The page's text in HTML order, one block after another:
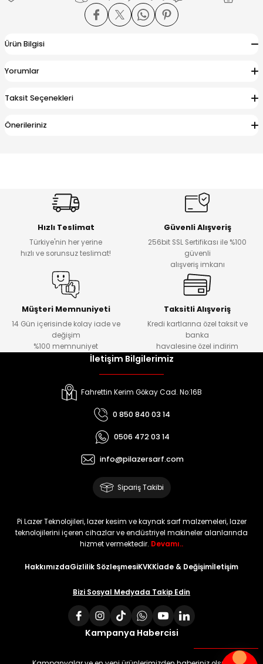
Ürün Bilgisi
Yorumlar
Taksit Seçenekleri
Önerileriniz
Hızlı Teslimat
Türkiye'nin her yerine
hızlı ve sorunsuz teslimat!
Güvenli Alışveriş
256bit SSL Sertifikası ile %100
güvenli
alışveriş imkanı
Müşteri Memnuniyeti
14 Gün içerisinde kolay iade ve
değişim
%100 memnuniyet
Taksitli Alışveriş
Kredi kartlarına özel taksit ve
banka
havalesine özel indirim
İletişim Bilgilerimiz
Fahrettin Kerim Gökay Cad. No:16B
0 850 840 03 14
0506 472 03 14
info@pilazersarf.com
Sipariş Takibi
Pi Lazer Teknolojileri, lazer kesim ve kaynak sarf malzemeleri, lazer
teknolojilerini içeren cihazlar ve endüstriyel makineler alanlarında
hizmet vermektedir. Devamı..
HakkımızdaGizlilik SözleşmesiKVKKİade & Değişimİletişim
Bizi Sosyal Medyada Takip Edin
Kampanya Habercisi